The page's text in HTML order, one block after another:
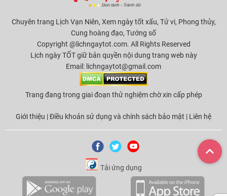
Chuyên trang Lịch Vạn Niên, Xem ngày tốt xấu, Tử vi, Phong thủy,
Cung hoàng đạo, Tướng số
Copyright @lichngaytot.com. All Rights Reserved
Lịch ngày TỐT giữ bản quyền nội dung trang web này
Email: lichngaytot@gmail.com
Trang đang trong giai đoạn thử nghiệm chờ xin cấp phép
Giới thiệu |Điều khoản sử dụng và chính sách bảo mật | Liên hệ
Tải ứng dụng